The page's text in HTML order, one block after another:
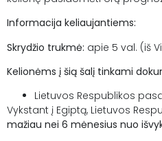
Informacija keliaujantiems:
Skrydžio trukmė: apie 5 val. (iš
Kelionėms į šią šalį tinkami
Lietuvos Respublikos
Vykstant į Egiptą, Lietuvos
mažiau nei 6 mėnesius nuo